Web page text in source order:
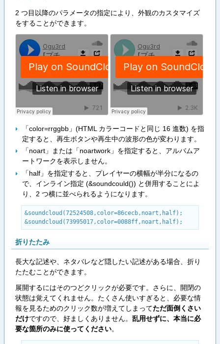
2 つ目以降のパラメータの指定により、外観のカスタマイズ
をすることができます。
「color=rrggbb」(HTML カラーコードと同じ 16 進数) を指
定すると、再生ボタンや再生中の波形の色が変わります。
「noart」または「noartwork」を指定すると、アルバムア
ートワークを表示しません。
「half」を指定すると、プレイヤーの横幅が半分になるの
で、インライン指定 (&soundcould()) と併用することによ
り、2 つ横に並べられるようになります。
&soundcloud(72524508,color=86cecb,noart,half);
&soundcloud(73995017,color=0088ff,noart,half);
折りたたみ
長大な記述や、ネタバレなど隠したい記述がある場合、折り
たたむことができます。
展開するにはそのつどクリックが必要です。さらに、開閉の
状態は覚えてくれません。たくさん使いすぎると、必要な情
報を見るためのクリック数が増えてしまってただ面倒くさい
だけですので、好ましくありません。 乱用せずに、本当に必
要な箇所のみに使ってください。